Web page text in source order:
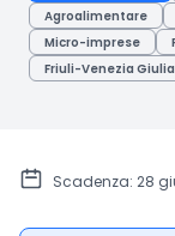
Agroalimentare
Micro-imprese
Friuli-Venezia Giulia
Scadenza: 28